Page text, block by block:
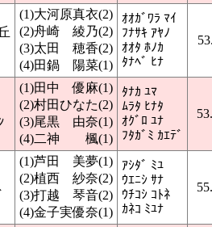
(1)大河原真衣(2)
(2)舟崎 綾乃(2)
(3)太田 穂香(2)
(4)田鍋 陽菜(1)
ｵｵｶﾞﾜﾗ ﾏｲ
ﾌﾅｻｷ ｱﾔﾉ
ｵｵﾀ ﾎﾉｶ
ﾀﾅﾍﾞ ﾋﾅ
(1)田中 優麻(1)
(2)村田ひなた(2)
(3)尾黒 由奈(1)
(4)二神 楓(1)
ﾀﾅｶ ﾕﾏ
ﾑﾗﾀ ﾋﾅﾀ
ｵｸﾞﾛ ﾕﾅ
ﾌﾀｶﾞﾐ ｶｴﾃﾞ
(1)芦田 美夢(1)
(2)植西 紗奈(2)
(3)打越 琴音(2)
(4)金子実優奈(1)
ｱｼﾀﾞ ﾐﾕ
ｳｴﾆｼ ｻﾅ
ｳﾁｺｼ ｺﾄﾈ
ｶﾈｺ ﾐﾕﾅ